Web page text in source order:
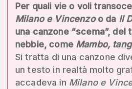
Per quali vie o voli
Milano e Vincenzoo da Il
una canzone “scema”, del
nebbie, come Mambo,
Si tratta di una canzone
un testo in realtà molto
accadeva in Milano e